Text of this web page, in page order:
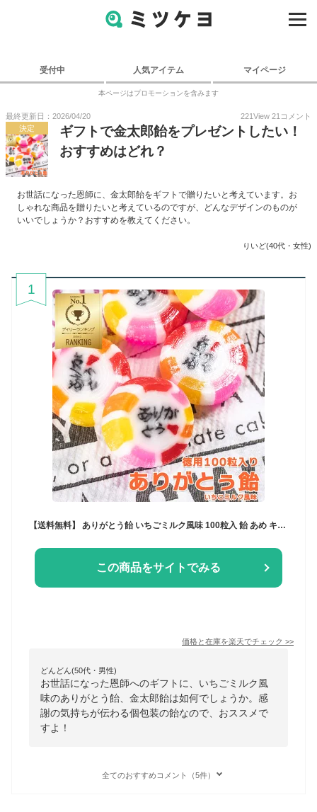
受付中 人気アイテム マイページ
本ページはプロモーションを含みます
最終更新日：2026/04/20 221View 21 コメント
決定
ギフトで金太郎飴をプレゼントしたい！
おすすめはどれ？
お世話になった恩師に、金太郎飴をギフトで贈りたいと考えています。お
しゃれな商品を贈りたいと考えているのですが、どんなデザインのものが
いいでしょうか？おすすめを教えてください。
りいど(40代・女性)
1
【送料無料】 ありがとう飴 いちごミルク風味 100粒入 飴 あめ キャンディー 個包装 金太郎飴 ばらまき ウェディング 大量お菓子 RSL ナガトヤ 長登屋
この商品をサイトでみる
価格と在庫を楽天でチェック >>
どんどん(50代・男性)
お世話になった恩師へのギフトに、いちごミルク風
味のありがとう飴、金太郎飴は如何でしょうか。感
謝の気持ちが伝わる個包装の飴なので、おススメで
すよ！
全てのおすすめコメント（5件）